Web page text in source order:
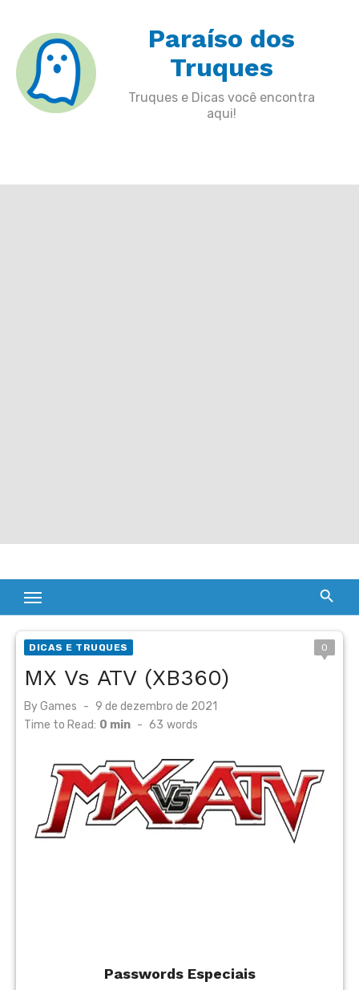
content
Paraíso dos
Truques
Truques e Dicas você encontra
aqui!
DICAS E TRUQUES 0
MX Vs ATV (XB360)
ByGames
Posted
on
9 de dezembro de 2021
Time to Read: 0 min - 63 words
Passwords Especiais